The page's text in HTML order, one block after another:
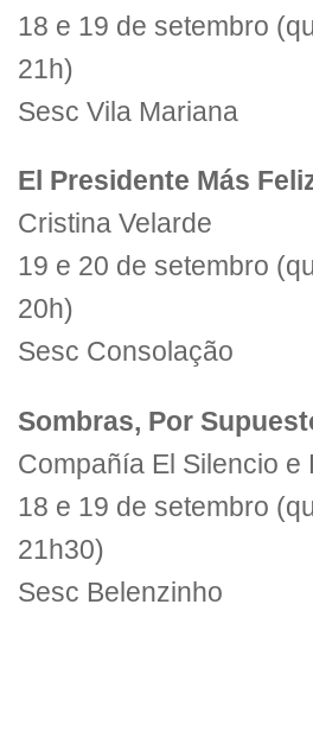
18 e 19 de setembro
21h)
Sesc Vila Mariana
El Presidente Más
Cristina Velarde
19 e 20 de setembro
20h)
Sesc Consolação
Sombras, Por
Compañía El Silencio e
18 e 19 de setembro
21h30)
Sesc Belenzinho